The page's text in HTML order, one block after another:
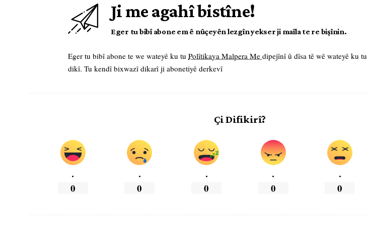
Ji me agahî bistîne!
Eger tu bibî abone em ê nûçeyên lezgîn yekser ji maîla te re bişînin.
Eger tu bibî abone te we wateyê ku tu Polîtikaya Malpera Me dipejînî û dîsa tê wê wateyê ku tu
dikî. Tu kendî bixwazî dikarî ji abonetiyê derkevî
Çi Difikirî?
.
0
.
0
.
0
.
0
.
0